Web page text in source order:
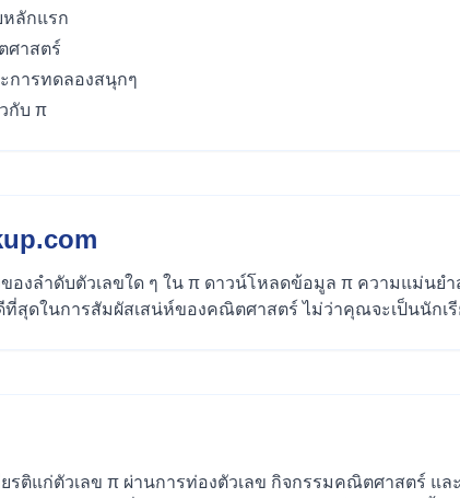
หลักแรก
ศาสตร์
การทดลองสนุกๆ
กับ π
งลำดับตัวเลขใด ๆ ใน π ดาวน์โหลดข้อมูล π ความแม่นย
ที่สุดในการสัมผัสเสน่ห์ของคณิตศาสตร์ ไม่ว่าคุณจะเป็นนัก
รติแก่ตัวเลข π ผ่านการท่องตัวเลข กิจกรรมคณิตศาสตร์ แ